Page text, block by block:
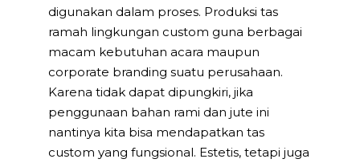
digunakan dalam proses. Produksi tas
ramah lingkungan custom guna berbagai
macam kebutuhan acara maupun
corporate branding suatu perusahaan.
Karena tidak dapat dipungkiri, jika
penggunaan bahan rami dan jute ini
nantinya kita bisa mendapatkan tas
custom yang fungsional. Estetis, tetapi juga